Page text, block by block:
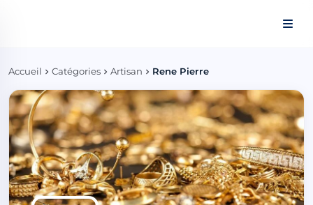
Accueil Catégories Artisan Rene Pierre